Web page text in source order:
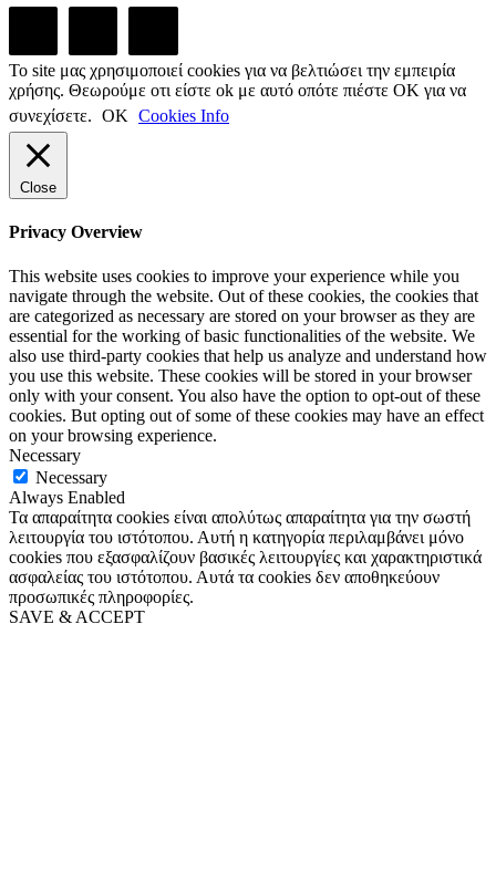
Το site μας χρησιμοποιεί cookies για να βελτιώσει την εμπειρία
χρήσης. Θεωρούμε οτι είστε ok με αυτό οπότε πιέστε ΟΚ για να
συνεχίσετε. ΟΚ Cookies Info
Close
Privacy Overview
This website uses cookies to improve your experience while you
navigate through the website. Out of these cookies, the cookies that
are categorized as necessary are stored on your browser as they are
essential for the working of basic functionalities of the website. We
also use third-party cookies that help us analyze and understand how
you use this website. These cookies will be stored in your browser
only with your consent. You also have the option to opt-out of these
cookies. But opting out of some of these cookies may have an effect
on your browsing experience.
Necessary
Necessary
Always Enabled
Τα απαραίτητα cookies είναι απολύτως απαραίτητα για την σωστή
λειτουργία του ιστότοπου. Αυτή η κατηγορία περιλαμβάνει μόνο
cookies που εξασφαλίζουν βασικές λειτουργίες και χαρακτηριστικά
ασφαλείας του ιστότοπου. Αυτά τα cookies δεν αποθηκεύουν
προσωπικές πληροφορίες.
SAVE & ACCEPT